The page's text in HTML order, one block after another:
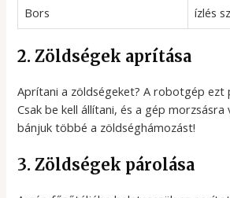
Bors
ízlés
2. Zöldségek aprítása
Aprítani a zöldségeket? A robotgép ezt
Csak be kell állítani, és a gép
bánjuk többé a zöldséghámozást!
3. Zöldségek párolása